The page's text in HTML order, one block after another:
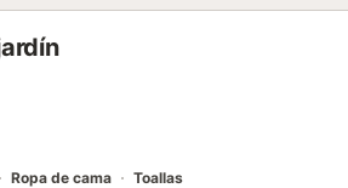
del Mediterráneo. Cómodas tumbonas
disfruten del sereno entorno.
o simplemente relajarse ...
Ropa de cama Toallas